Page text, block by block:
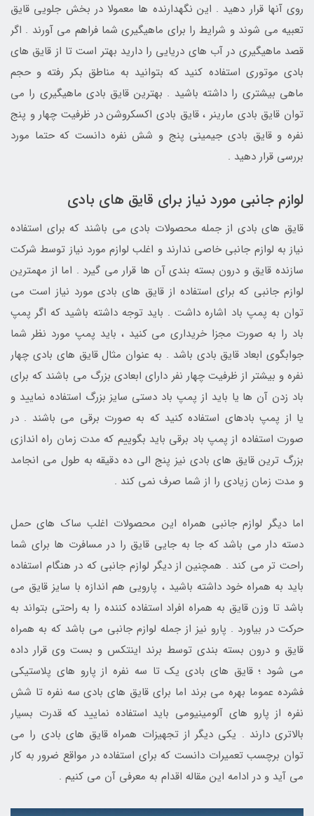
روی آنها قرار دهید . این نگهدارنده ها معمولا در بخش جلویی قایق
تعبیه می شوند و شرایط را برای ماهیگیری شما فراهم می آورند . اگر
قصد ماهیگیری در آب های دریایی را دارید بهتر است تا از قایق های
بادی موتوری استفاده کنید که بتوانید به مناطق بکر رفته و حجم
ماهی بیشتری را داشته باشید . بهترین قایق بادی ماهیگیری را می
توان قایق بادی مارینر ، قایق بادی اکسکروشن در ظرفیت چهار و پنج
نفره و قایق بادی جیمینی پنج و شش نفره دانست که حتما مورد
بررسی قرار دهید .
لوازم جانبی مورد نیاز برای قایق های بادی
قایق های بادی از جمله محصولات بادی می باشند که برای استفاده
نیاز به لوازم جانبی خاصی ندارند و اغلب لوازم مورد نیاز توسط شرکت
سازنده قایق و درون بسته بندی آن ها قرار می گیرد . اما از مهمترین
لوازم جانبی که برای استفاده از قایق های بادی مورد نیاز است می
توان به پمپ باد اشاره داشت . باید توجه داشته باشید که اگر پمپ
باد را به صورت مجزا خریداری می کنید ، باید پمپ مورد نظر شما
جوابگوی ابعاد قایق بادی باشد . به عنوان مثال قایق های بادی چهار
نفره و بیشتر از ظرفیت چهار نفر دارای ابعادی بزرگ می باشند که برای
باد زدن آن ها یا باید از پمپ باد دستی سایز بزرگ استفاده نمایید و
یا از پمپ بادهای استفاده کنید که به صورت برقی می باشند . در
صورت استفاده از پمپ باد برقی باید بگوییم که مدت زمان راه اندازی
بزرگ ترین قایق های بادی نیز پنج الی ده دقیقه به طول می انجامد
و مدت زمان زیادی را از شما صرف نمی کند .
اما دیگر لوازم جانبی همراه این محصولات اغلب ساک های حمل
دسته دار می باشد که جا به جایی قایق را در مسافرت ها برای شما
راحت تر می کند . همچنین از دیگر لوازم جانبی که در هنگام استفاده
باید به همراه خود داشته باشید ، پارویی هم اندازه با سایز قایق می
باشد تا وزن قایق به همراه افراد استفاده کننده را به راحتی بتواند به
حرکت در بیاورد . پارو نیز از جمله لوازم جانبی می باشد که به همراه
قایق و درون بسته بندی توسط برند اینتکس و بست وی قرار داده
می شود ؛ قایق های بادی یک تا سه نفره از پارو های پلاستیکی
فشرده عموما بهره می برند اما برای قایق های بادی سه نفره تا شش
نفره از پارو های آلومینیومی باید استفاده نمایید که قدرت بسیار
بالاتری دارند . یکی دیگر از تجهیزات همراه قایق های بادی را می
توان برچسب تعمیرات دانست که برای استفاده در مواقع ضرور به کار
می آید و در ادامه این مقاله اقدام به معرفی آن می کنیم .